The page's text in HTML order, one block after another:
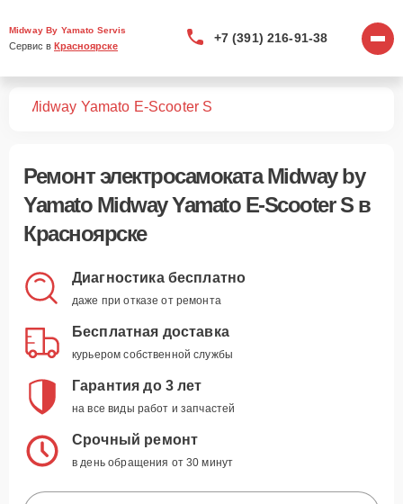
Midway By Yamato Servis
Сервис в Красноярске
+7 (391) 216-91-38
Midway Yamato E-Scooter S
Ремонтэлектросамоката Midway by
Yamato Midway Yamato E-Scooter Sв
Красноярске
Диагностика бесплатно
даже при отказе от ремонта
Бесплатная доставка
курьером собственной службы
Гарантия до 3 лет
на все виды работ и запчастей
Срочный ремонт
в день обращения от 30 минут